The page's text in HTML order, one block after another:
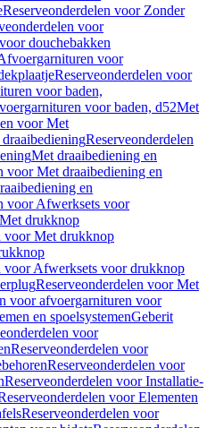
Reserveonderdelen voor Zonder
voor
douchebakken
voor
Reserveonderdelen voor
voor baden,
voor baden, d52Met
voor Met
Reserveonderdelen
Met draaibediening en
voor Met draaibediening en
en
voor Afwerksets voor
Met drukknop
voor Met drukknop
voor Afwerksets voor drukknop
Reserveonderdelen voor Met
voor afvoergarnituren voor
en spoelsystemenGeberit
voor
Reserveonderdelen voor
Reserveonderdelen voor
Reserveonderdelen voor Installatie-
voor Elementen
Reserveonderdelen voor